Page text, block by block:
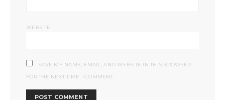
WEBSITE
SAVE MY NAME, EMAIL, AND WEBSITE IN THIS BROWSER
FOR THE NEXT TIME I COMMENT.